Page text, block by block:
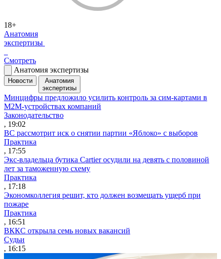
18+
Анатомия
экспертизы
Смотреть
Анатомия экспертизы
Новости
Анатомия
экспертизы
Минцифры предложило усилить контроль за сим-картами в
M2M-устройствах компаний
Законодательство
, 19:02
ВС рассмотрит иск о снятии партии «Яблоко» с выборов
Практика
, 17:55
Экс-владельца бутика Cartier осудили на девять с половиной
лет за таможенную схему
Практика
, 17:18
Экономколлегия решит, кто должен возмещать ущерб при
пожаре
Практика
, 16:51
ВККС открыла семь новых вакансий
Судьи
, 16:15